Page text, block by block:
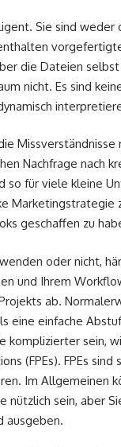
Sie sind weder
die Dateien selbst
nicht. Es sind
Missverständnisse
Nachfrage nach
so für viele kleine
Marketingstrategie
geschaffen zu
oder nicht,
und Ihrem
ab.
eine einfache
komplizierter sein,
(FPEs). FPEs sind
Im Allgemeinen
nützlich sein, aber
ausgeben.